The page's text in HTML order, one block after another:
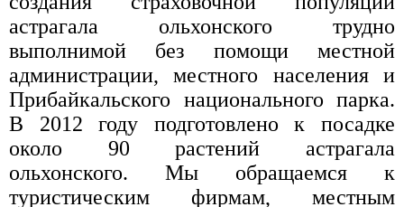
астрагала ольхонского трудно
выполнимой без помощи местной
администрации, местного населения и
Прибайкальского национального парка.
В 2012 году подготовлено к посадке
около 90 растений астрагала
ольхонского. Мы обращаемся к
туристическим фирмам, местным